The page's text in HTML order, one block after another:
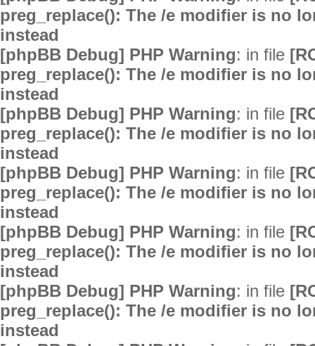
preg_replace(): The /e modifier is no
instead
[phpBB Debug] PHP Warning: in file
preg_replace(): The /e modifier is no
instead
[phpBB Debug] PHP Warning: in file
preg_replace(): The /e modifier is no
instead
[phpBB Debug] PHP Warning: in file
preg_replace(): The /e modifier is no
instead
[phpBB Debug] PHP Warning: in file
preg_replace(): The /e modifier is no
instead
[phpBB Debug] PHP Warning: in file
preg_replace(): The /e modifier is no
instead